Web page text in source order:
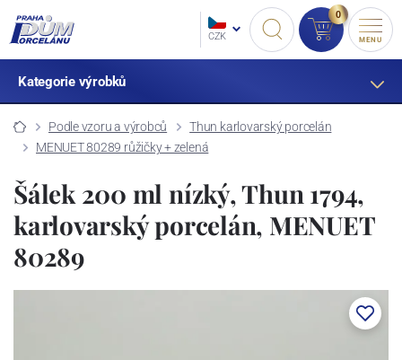
CZK
0
MENU
Kategorie výrobků
Podle vzoru a výrobců
Thun karlovarský porcelán
MENUET 80289 růžičky + zelená
Šálek 200 ml nízký, Thun 1794,
karlovarský porcelán, MENUET
80289